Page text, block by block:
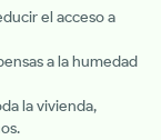
el acceso a
a la humedad
la vivienda,